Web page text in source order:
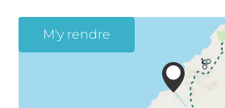
M'y rendre